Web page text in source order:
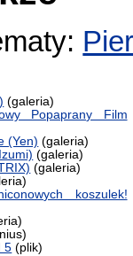
(galeria)
Popaprany Film
(Yen) (galeria)
(galeria)
(galeria)
koszulek!
5 (plik)